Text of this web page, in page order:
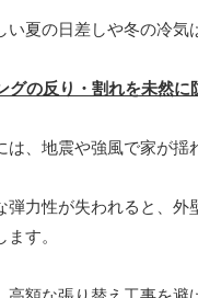
い夏の日差しや冬の冷気
の反り・割れを未然に
は、地震や強風で家が揺
弾力性が失われると、
す。